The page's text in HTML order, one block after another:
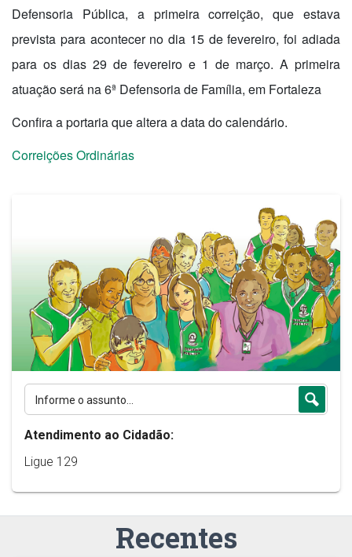
Defensoria Pública, a primeira correição, que estava
prevista para acontecer no dia 15 de fevereiro, foi adiada
para os dias 29 de fevereiro e 1 de março. A primeira
atuação será na 6ª Defensoria de Família, em Fortaleza
Confira a portaria que altera a data do calendário.
Correições Ordinárias
Atendimento ao Cidadão:
Ligue 129
Recentes